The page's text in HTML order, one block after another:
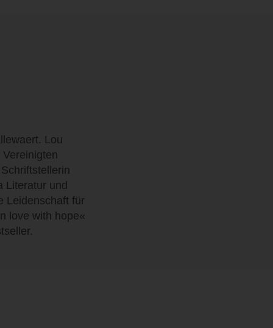
Lou
Literatur und
Leidenschaft für
love with hope«